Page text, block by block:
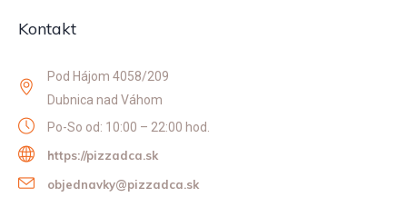
Kontakt
Pod Hájom 4058/209
Dubnica nad Váhom
Po-So od: 10:00 – 22:00 hod.
https://pizzadca.sk
objednavky@pizzadca.sk